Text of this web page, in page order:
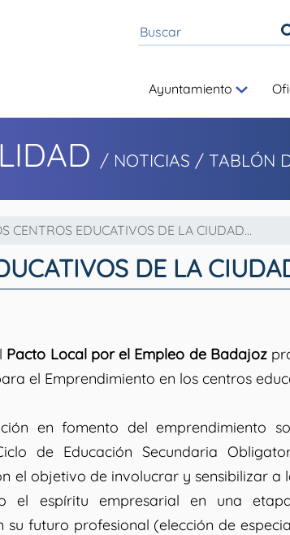
Ayuntamiento
/ NOTICIAS / TABLÓN
CENTROS EDUCATIVOS DE LA CIUDAD...
DE LA
Pacto Local por el Empleo de Badajoz
el Emprendimiento en los centros
en fomento del emprendimiento
de Educación Secundaria
el objetivo de involucrar y sensibilizar a
el espíritu empresarial en una
su futuro profesional (elección de